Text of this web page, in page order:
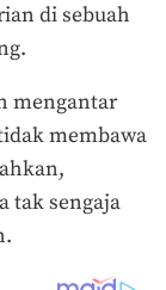
di sebuah
mengantar
membawa
tak sengaja